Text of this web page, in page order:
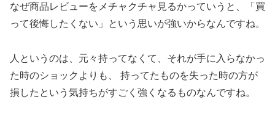
なぜ商品レビューをメチャクチャ見るかっていうと、「買
って後悔したくない」という思いが強いからなんですね。
人というのは、元々持ってなくて、それが手に入らなかっ
た時のショックよりも、 持ってたものを失った時の方が
損したという気持ちがすごく強くなるものなんですね。